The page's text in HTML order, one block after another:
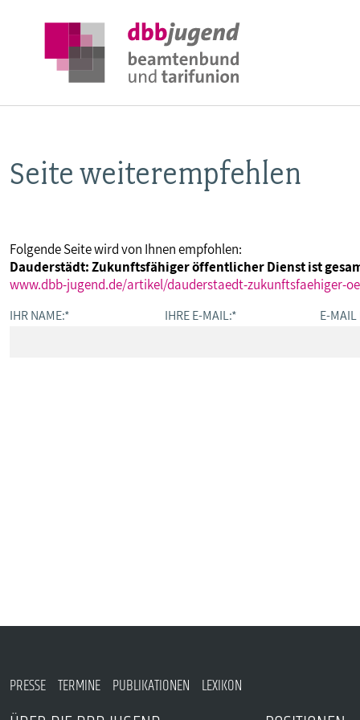
ÜBER DIE DBB JUGEND
AUSBILDUNGSINFORMATIONEN
Seite weiterempfehlen
Folgende Seite wird von Ihnen empfohlen:
Dauderstädt: Zukunftsfähiger öffentlicher Dienst ist
www.dbb-jugend.de/artikel/dauderstaedt-zukunftsfaehiger-
IHR NAME:* IHRE E-MAIL:* E-MAIL
PRESSE TERMINE PUBLIKATIONEN LEXIKON